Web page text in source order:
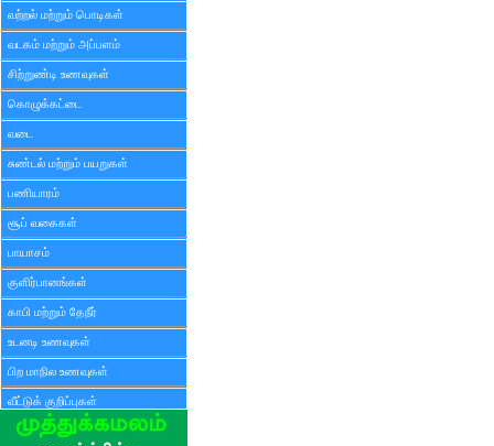
வற்றல் மற்றும் பொடிகள்
வடகம் மற்றும் அப்பளம்
சிற்றுண்டி உணவுகள்
கொழுக்கட்டை
வடை
சுண்டல் மற்றும் பயறுகள்
பணியாரம்
சூப் வகைகள்
பாயாசம்
குளிர்பானங்கள்
காபி மற்றும் தேநீர்
உடனடி உணவுகள்
பிற மாநில உணவுகள்
வீட்டுக் குறிப்புகள்